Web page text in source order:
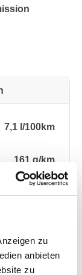
zu
anbieten
zu
7,1 l/100km
161 g/km
F
ABO76.185